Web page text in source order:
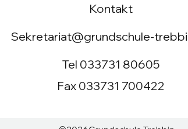
Sommer? Welcher
Sommer?
Kontakt
Sekretariat@grundschule-
Tel 033731 80605
Fax 033731 700422